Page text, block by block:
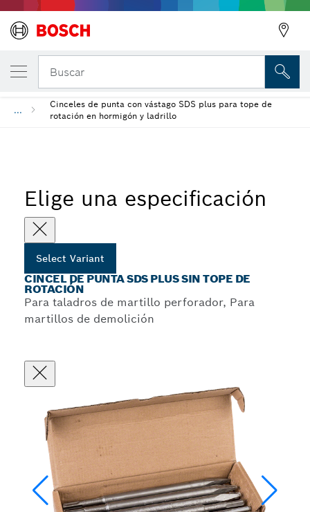
Buscar
...
Cinceles de punta con vástago SDS plus para tope de
rotación en hormigón y ladrillo
Elige una especificación
Select Variant
CINCEL DE PUNTA SDS PLUS SIN TOPE DE
ROTACIÓN
Para taladros de martillo perforador, Para
martillos de demolición
Cincel de punta SDS plus sin tope de